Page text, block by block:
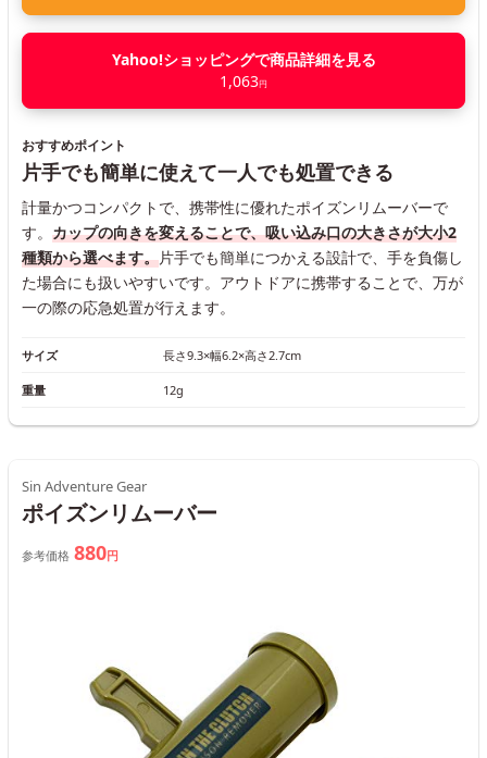
Yahoo!ショッピングで商品詳細を見る
1,063円
おすすめポイント
片手でも簡単に使えて一人でも処置できる
計量かつコンパクトで、携帯性に優れたポイズンリムーバーで
す。 カップの向きを変えることで、吸い込み口の大きさが大小2
種類から選べます。片手でも簡単につかえる設計で、手を負傷し
た場合にも扱いやすいです。アウトドアに携帯することで、万が
一の際の応急処置が行えます。
サイズ 長さ9.3×幅6.2×高さ2.7cm
重量 12g
Sin Adventure Gear
ポイズンリムーバー
参考価格 880円